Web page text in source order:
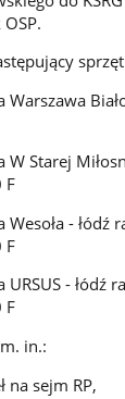
Warszawa
W Starej
F
-
F
-
F
in.:
na sejm RP,